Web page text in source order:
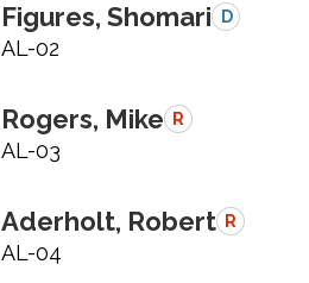
Figures, Shomari D
AL-02
Rogers, Mike R
AL-03
Aderholt, Robert R
AL-04